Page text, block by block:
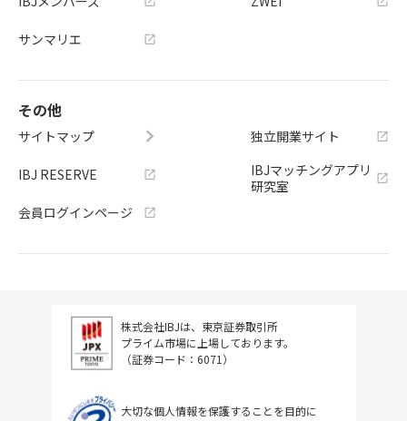
サンマリエ
その他
サイトマップ
IBJ RESERVE
会員ログインページ
独立開業サイト
IBJマッチングアプリ
研究室
株式会社IBJは、東京証券取引所
プライム市場に上場しております。
（証券コード：6071）
大切な個人情報を保護することを目的に